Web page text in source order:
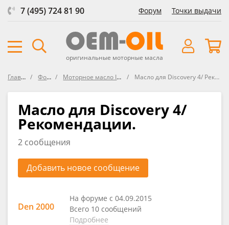
7 (495) 724 81 90 Форум Точки выдачи
оригинальные моторные масла
Главная Форум Моторное масло IDEMITSU Масло для Discovery 4/ Рекомендации.
Масло для Discovery 4/
Рекомендации.
2 сообщения
Добавить новое сообщение
Den 2000
На форуме с 04.09.2015
Всего 10 сообщений
Подробнее